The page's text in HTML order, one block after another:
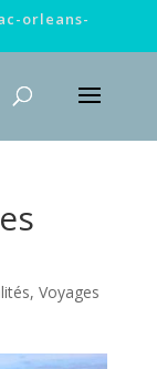
orleans-
, Voyages